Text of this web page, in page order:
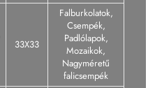
33X33
Falburkolatok,
Csempék,
Padlólapok,
Mozaikok,
Nagyméretű
falicsempék